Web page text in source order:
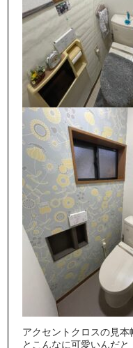
アクセントクロスの見
とこんなに可愛いんだと